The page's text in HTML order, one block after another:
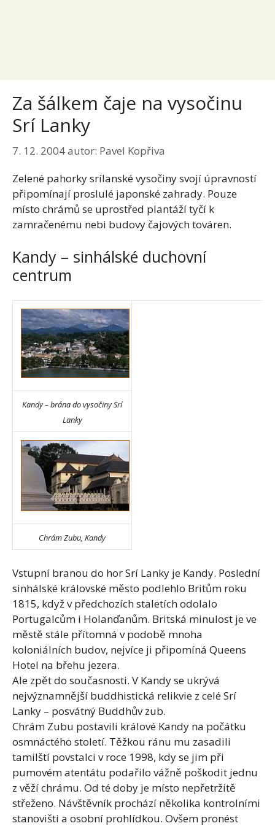
Za šálkem čaje na vysočinu
Srí Lanky
7. 12. 2004autor: Pavel Kopřiva
Zelené pahorky srílanské vysočiny svojí úpravností
připomínají proslulé japonské zahrady. Pouze
místo chrámů se uprostřed plantáží tyčí k
zamračenému nebi budovy čajových továren.
Kandy – sinhálské duchovní
centrum
Kandy – brána do vysočiny Srí
Lanky
Chrám Zubu, Kandy
Vstupní branou do hor Srí Lanky je Kandy. Poslední
sinhálské královské město podlehlo Britům roku
1815, když v předchozích staletích odolalo
Portugalcům i Holanďanům. Britská minulost je ve
městě stále přítomná v podobě mnoha
koloniálních budov, nejvíce ji připomíná Queens
Hotel na břehu jezera.
Ale zpět do současnosti. V Kandy se ukrývá
nejvýznamnější buddhistická relikvie z celé Srí
Lanky – posvátný Buddhův zub.
Chrám Zubu postavili králové Kandy na počátku
osmnáctého století. Těžkou ránu mu zasadili
tamilští povstalci v roce 1998, kdy se jim při
pumovém atentátu podařilo vážně poškodit jednu
z věží chrámu. Od té doby je místo nepřetržitě
střeženo. Návštěvník prochází několika kontrolními
stanovišti a osobní prohlídkou. Ovšem pronést